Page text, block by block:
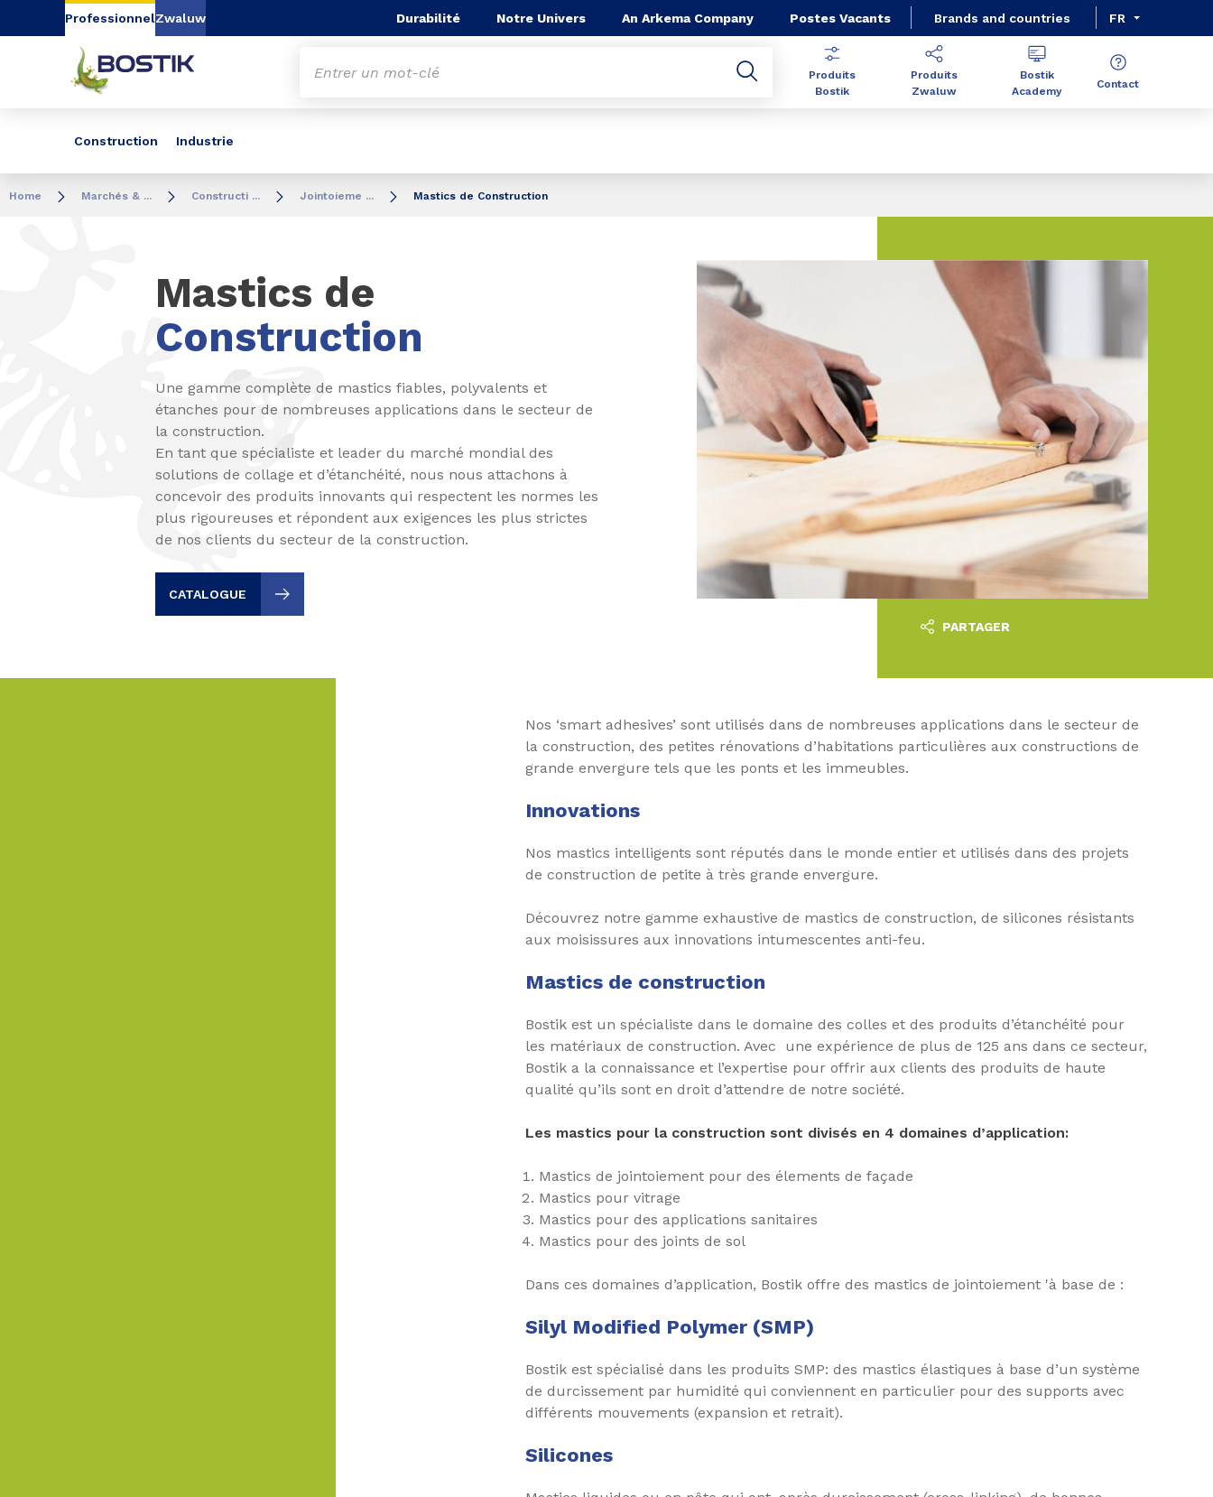
Aller au contenu Aller au menu Aller à la recherche
ProfessionnelZwaluw Durabilité Notre Univers An Arkema Company Postes Vacants Brands and countries FR
Construction Industrie
Produits
Bostik
Produits
Zwaluw
Bostik
Academy
Contact
Home Marchés & ... Constructi ... Jointoieme ... Mastics de Construction
Mastics de
Construction
Une gamme complète de mastics fiables, polyvalents et
étanches pour de nombreuses applications dans le secteur de
la construction.
En tant que spécialiste et leader du marché mondial des
solutions de collage et d’étanchéité, nous nous attachons à
concevoir des produits innovants qui respectent les normes les
plus rigoureuses et répondent aux exigences les plus strictes
de nos clients du secteur de la construction.
CATALOGUE
PARTAGER
Nos ‘smart adhesives’ sont utilisés dans de nombreuses applications dans le secteur de
la construction, des petites rénovations d’habitations particulières aux constructions de
grande envergure tels que les ponts et les immeubles.
Innovations
Nos mastics intelligents sont réputés dans le monde entier et utilisés dans des projets
de construction de petite à très grande envergure.
Découvrez notre gamme exhaustive de mastics de construction, de silicones résistants
aux moisissures aux innovations intumescentes anti-feu.
Mastics de construction
Bostik est un spécialiste dans le domaine des colles et des produits d’étanchéité pour
les matériaux de construction. Avec une expérience de plus de 125 ans dans ce secteur,
Bostik a la connaissance et l’expertise pour offrir aux clients des produits de haute
qualité qu’ils sont en droit d’attendre de notre société.
Les mastics pour la construction sont divisés en 4 domaines d’application:
Mastics de jointoiement pour des élements de façade
Mastics pour vitrage
Mastics pour des applications sanitaires
Mastics pour des joints de sol
Dans ces domaines d’application, Bostik offre des mastics de jointoiement 'à base de :
Silyl Modified Polymer (SMP)
Bostik est spécialisé dans les produits SMP: des mastics élastiques à base d’un système
de durcissement par humidité qui conviennent en particulier pour des supports avec
différents mouvements (expansion et retrait).
Silicones